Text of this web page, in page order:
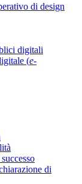
di design
digitali
(e-
di